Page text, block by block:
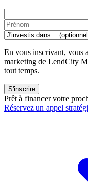
En vous inscrivant, vous
marketing de LendCity
tout temps.
S'inscrire
Prêt à financer votre
Réservez un appel